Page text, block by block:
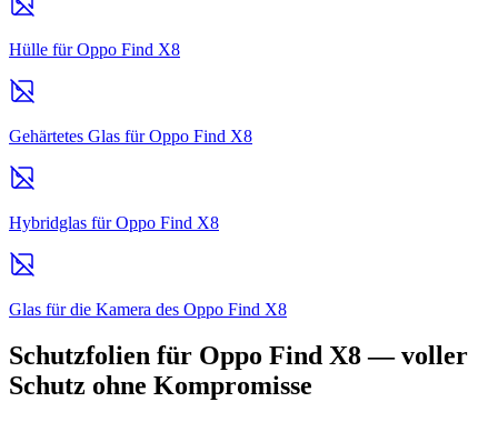
Hülle für Oppo Find X8
Gehärtetes Glas für Oppo Find X8
Hybridglas für Oppo Find X8
Glas für die Kamera des Oppo Find X8
Schutzfolien für Oppo Find X8 — voller
Schutz ohne Kompromisse